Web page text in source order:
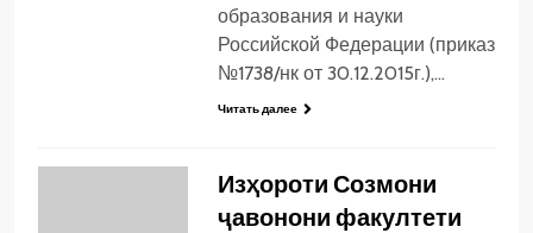
образования и науки
Российской Федерации (приказ
№1738/нк от 30.12.2015г.),…
Читать далее
Изҳороти Созмони
ҷавонони факултети